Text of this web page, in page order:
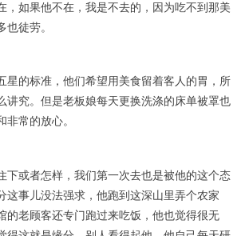
，如果他不在，我是不去的，因为吃不到那美
也徒劳。
星的标准，他们希望用美食留着客人的胃，所
讲究。但是老板娘每天更换洗涤的床单被罩也
非常的放心。
下或者怎样，我们第一次去也是被他的这个态
这事儿没法强求，他跑到这深山里弄个农家
的老顾客还专门跑过来吃饭，他也觉得很无